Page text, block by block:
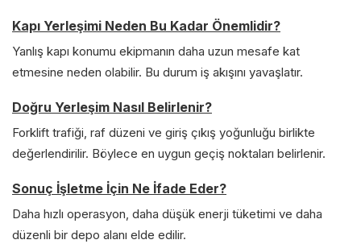
Kapı Yerleşimi Neden Bu Kadar Önemlidir?
Yanlış kapı konumu ekipmanın daha uzun mesafe kat
etmesine neden olabilir. Bu durum iş akışını yavaşlatır.
Doğru Yerleşim Nasıl Belirlenir?
Forklift trafiği, raf düzeni ve giriş çıkış yoğunluğu birlikte
değerlendirilir. Böylece en uygun geçiş noktaları belirlenir.
Sonuç İşletme İçin Ne İfade Eder?
Daha hızlı operasyon, daha düşük enerji tüketimi ve daha
düzenli bir depo alanı elde edilir.